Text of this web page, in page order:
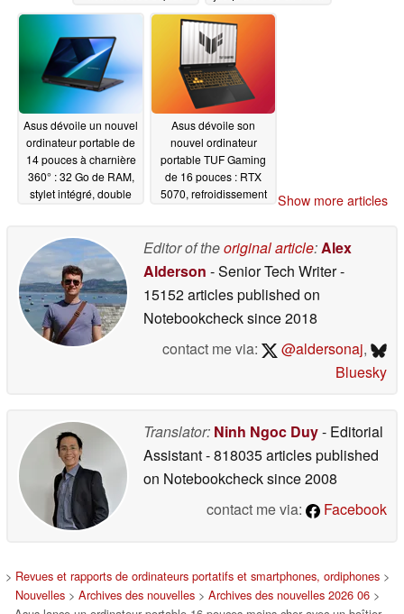
anciennes
06/02/2026 06/02/2026
Asus dévoile un nouvel
ordinateur portable de
14 pouces à charnière
360° : 32 Go de RAM,
stylet intégré, double
Asus dévoile son
nouvel ordinateur
portable TUF Gaming
de 16 pouces : RTX
5070, refroidissement
Show more articles
Editor of theoriginal article:Alex
Alderson - Senior Tech Writer-
15152 articles published on
Notebookchecksince 2018
contact me via:
@aldersonaj,
Bluesky
Translator: Ninh Ngoc Duy- Editorial
Assistant- 818035 articles published
on Notebookchecksince 2008
contact me via:
Facebook
> Revues et rapports de ordinateurs portatifs et smartphones, ordiphones >
Nouvelles > Archives des nouvelles > Archives des nouvelles 2026 06 >